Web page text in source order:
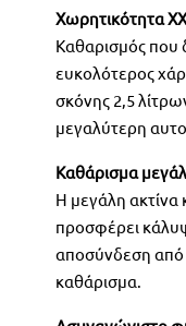
Χωρητικότητα
Καθαρισμός που
ευκολότερος
σκόνης 2,5
μεγαλύτερη
Καθάρισμα
Η μεγάλη
προσφέρει
αποσύνδεση από
καθάρισμα.